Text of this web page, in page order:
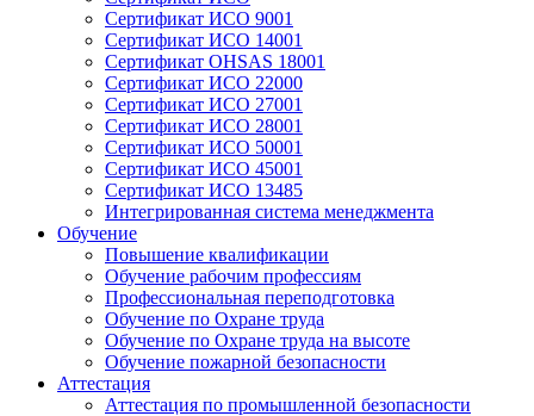
Сертификат ИСО 9001
Сертификат ИСО 14001
Сертификат OHSAS 18001
Сертификат ИСО 22000
Сертификат ИСО 27001
Сертификат ИСО 28001
Сертификат ИСО 50001
Сертификат ИСО 45001
Сертификат ИСО 13485
Интегрированная система менеджмента
Обучение
Повышение квалификации
Обучение рабочим профессиям
Профессиональная переподготовка
Обучение по Охране труда
Обучение по Охране труда на высоте
Обучение пожарной безопасности
Аттестация
Аттестация по промышленной безопасности